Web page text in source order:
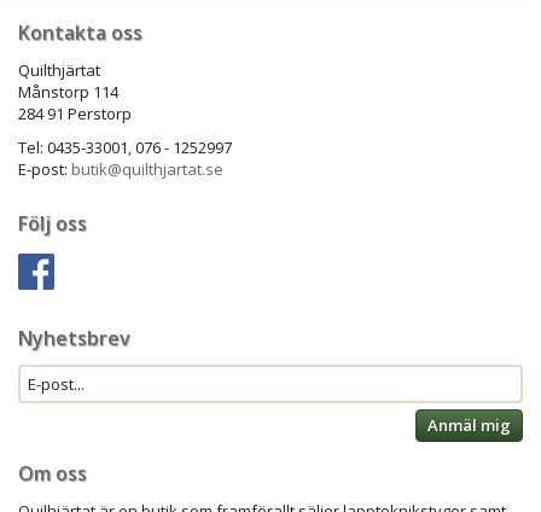
Kontakta oss
Quilthjärtat
Månstorp 114
284 91 Perstorp
Tel: 0435-33001, 076 - 1252997
E-post: butik@quilthjartat.se
Följ oss
Nyhetsbrev
Anmäl mig
Om oss